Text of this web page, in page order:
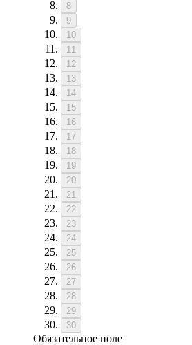
8
9
10
11
12
13
14
15
16
17
18
19
20
21
22
23
24
25
26
27
28
29
30
Обязательное поле